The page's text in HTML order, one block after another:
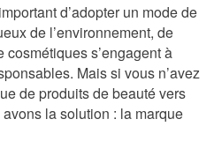
d’adopter un mode de
de l’environnement, de
s’engagent à
Mais si vous n’avez
de produits de beauté vers
la solution : la marque